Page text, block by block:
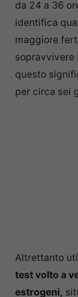
da 24 a 36
identifica
maggiore
sopravvivere
questo
per circa sei
Altrettanto
test volto a
estrogeni,